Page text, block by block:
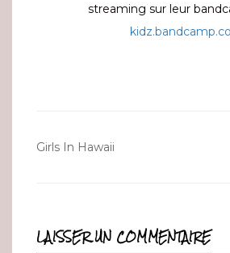
streaming sur leur
Navigation
Girls In Hawaii
LAISSER UN COMMENTAIRE